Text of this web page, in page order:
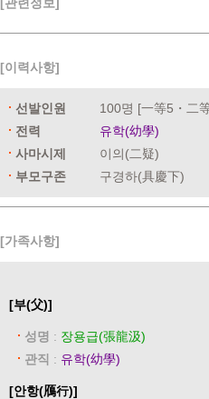
[이력사항]
선발인원
100명 [一等5・二
전력
유학(幼學)
사마시제
이의(二疑)
부모구존
구경하(具慶下)
[가족사항]
[부(父)]
성명 : 장용급(張龍汲)
관직 : 유학(幼學)
[안항(鴈行)]